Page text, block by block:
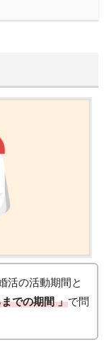
活の活動期間と
での期間 」で問